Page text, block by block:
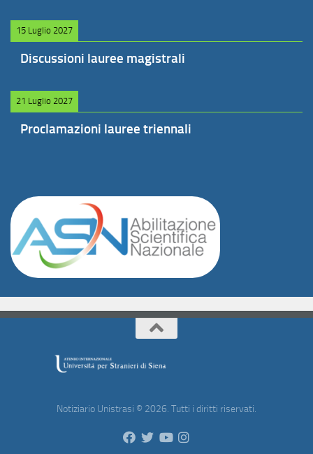
15 Luglio 2027
Discussioni lauree magistrali
21 Luglio 2027
Proclamazioni lauree triennali
Notiziario Unistrasi © 2026. Tutti i diritti riservati.